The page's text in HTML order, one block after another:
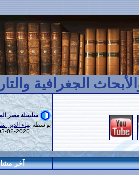
والتاريخية.
سلسلة مصر المحروسة
بواسطة
422
آخر مشاركة المواضيع